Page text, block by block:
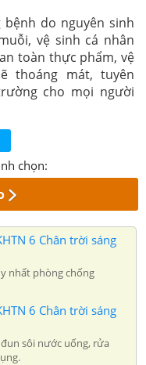
do nguyên sinh
vệ sinh cá nhân
toàn thực phẩm, vệ
thoáng mát, tuyên
cho mọi người
chọn:
6 Chân trời sáng
nhất phòng chống
6 Chân trời sáng
sôi nước uống, rửa